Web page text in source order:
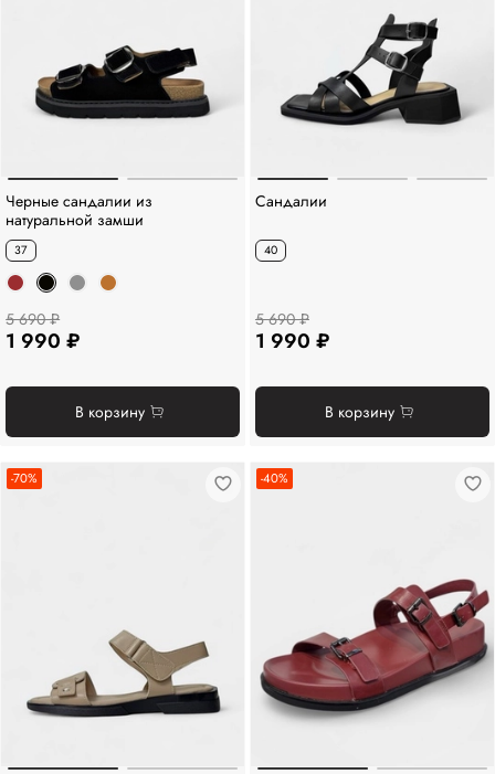
Черные сандалии из
натуральной замши
37
5 690 ₽
1 990 ₽
В корзину
Сандалии
40
5 690 ₽
1 990 ₽
В корзину
-70% -40%